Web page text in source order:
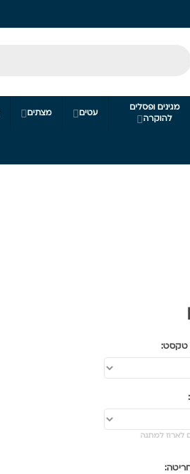
מגינים ופסלים
להוקרה
עטים  מצתים 
טקסט:
לארוז למתנה